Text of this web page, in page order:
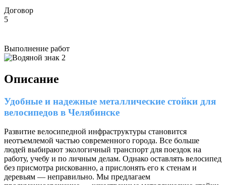
Договор
5
Выполнение работ
Описание
Удобные и надежные металлические стойки для
велосипедов в Челябинске
Развитие велосипедной инфраструктуры становится
неотъемлемой частью современного города. Все больше
людей выбирают экологичный транспорт для поездок на
работу, учебу и по личным делам. Однако оставлять велосипед
без присмотра рискованно, а прислонять его к стенам и
деревьям — неправильно. Мы предлагаем